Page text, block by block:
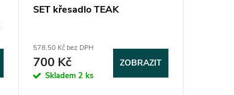
SET křesadlo TEAK
578,50 Kč bez DPH
700 Kč
Skladem 2 ks
ZOBRAZIT